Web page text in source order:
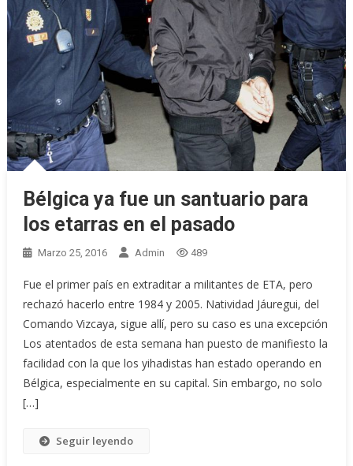
Bélgica ya fue un santuario para
los etarras en el pasado
Marzo 25, 2016 Admin 489
Fue el primer país en extraditar a militantes de ETA, pero
rechazó hacerlo entre 1984 y 2005. Natividad Jáuregui, del
Comando Vizcaya, sigue allí, pero su caso es una excepción
Los atentados de esta semana han puesto de manifiesto la
facilidad con la que los yihadistas han estado operando en
Bélgica, especialmente en su capital. Sin embargo, no solo
[…]
Seguir leyendo